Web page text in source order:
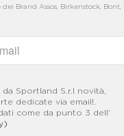
Brand Assos, Birkenstock, Bont,
Sportland S.r.l novità,
dedicate via email!.
come da punto 3 dell'